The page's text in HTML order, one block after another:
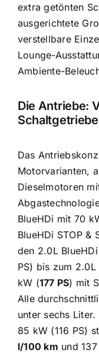
extra getönten
ausgerichtete
verstellbare
Lounge-
Ambiente-
Die Antriebe:
Das
Motorvarianten,
Dieselmotoren
BlueHDi mit 70
BlueHDi STOP &
den 2.0L BlueHDi
PS) bis zum 2.0L
kW (177 PS) mit
Alle
unter sechs
85 kW (116 PS)
l/100 km und